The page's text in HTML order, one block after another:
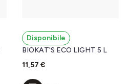
Disponibile
BIOKAT'S ECO LIGHT 5 L
11,57 €